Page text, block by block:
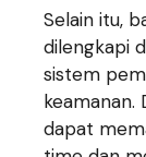
Selain itu,
dilengkapi
sistem
keamanan.
dapat